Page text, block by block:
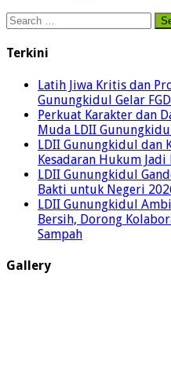
Search
Terkini
Latih Jiwa Kritis dan
Gunungkidul Gelar FGD
Perkuat Karakter dan
Muda LDII
LDII Gunungkidul dan
Kesadaran Hukum
LDII Gunungkidul
Bakti untuk Negeri
LDII Gunungkidul
Bersih, Dorong
Sampah
Gallery